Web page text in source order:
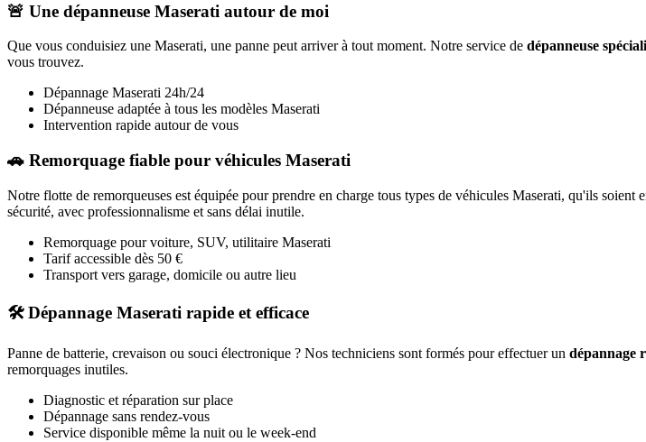
🚨 Une dépanneuse Maserati autour de moi
Que vous conduisiez une Maserati, une panne peut arriver à tout moment. Notre service de dépanneuse
vous trouvez.
Dépannage Maserati 24h/24
Dépanneuse adaptée à tous les modèles Maserati
Intervention rapide autour de vous
🚗 Remorquage fiable pour véhicules Maserati
Notre flotte de remorqueuses est équipée pour prendre en charge tous types de véhicules Maserati, qu'ils soient
sécurité, avec professionnalisme et sans délai inutile.
Remorquage pour voiture, SUV, utilitaire Maserati
Tarif accessible dès 50 €
Transport vers garage, domicile ou autre lieu
🛠️ Dépannage Maserati rapide et efficace
Panne de batterie, crevaison ou souci électronique ? Nos techniciens sont formés pour effectuer un dépannage
remorquages inutiles.
Diagnostic et réparation sur place
Dépannage sans rendez-vous
Service disponible même la nuit ou le week-end